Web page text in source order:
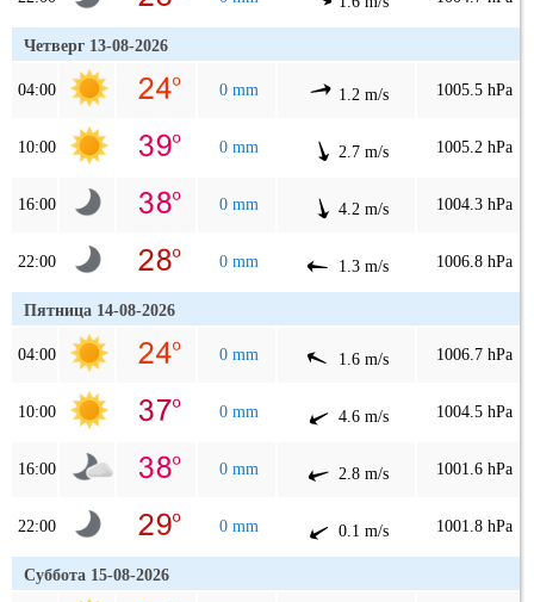
Четверг 13-08-2026
04:00 0 mm 1.2 m/s 1005.5 hPa
10:00 0 mm 2.7 m/s 1005.2 hPa
16:00 0 mm 4.2 m/s 1004.3 hPa
22:00 0 mm 1.3 m/s 1006.8 hPa
Пятница 14-08-2026
04:00 0 mm 1.6 m/s 1006.7 hPa
10:00 0 mm 4.6 m/s 1004.5 hPa
16:00 0 mm 2.8 m/s 1001.6 hPa
22:00 0 mm 0.1 m/s 1001.8 hPa
Суббота 15-08-2026